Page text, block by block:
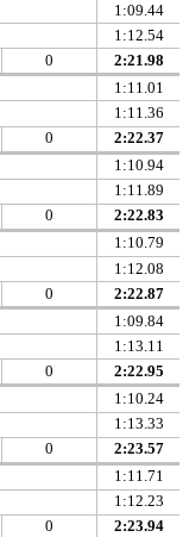
1:09.44
1:12.54
2:21.98
0
1:11.01
1:11.36
2:22.37
0
1:10.94
1:11.89
2:22.83
0
1:10.79
1:12.08
2:22.87
0
1:09.84
1:13.11
2:22.95
0
1:10.24
1:13.33
2:23.57
0
1:11.71
1:12.23
2:23.94
0